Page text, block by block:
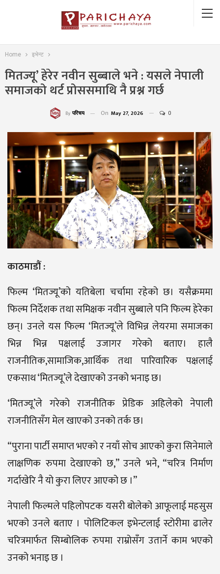
Home इभेन्ट
मितज्यू’ हेरेर नवीन सुब्बाले भने : यसले नेपाली
समाजको थर्ट प्रोससमाथि नै प्रश्न गर्छ
By परिचय On May 27, 2026 0
काठमाडौं :
फिल्म ‘मितज्यू’को यतिबेला चर्चामा रहेको छ। यसैक्रममा
फिल्म निर्देशक तथा समिक्षक नवीन सुब्बाले पनि फिल्म हेरेका
छन्। उनले यस फिल्म ‘मितज्यू’ले विभिन्न लेयरमा समाजका
भिन्न भिन्न पक्षलाई उजागर गरेको बताए। हालै
राजनीतिक,सामाजिक,आर्थिक तथा पारिवारिक पक्षलाई
एकसाथ ‘मितज्यू’ले देखाएको उनको भनाइ छ।
‘मितज्यू’ले गरेको राजनीतिक प्रेडिक अहिलेको नेपाली
राजनीतिसँग मेल खाएको उनको तर्क छ।
“पुराना पार्टी समाप्त भएको र नयाँ सोच आएको कुरा सिनेमाले
लाक्षणिक रुपमा देखाएको छ,” उनले भने, “चरित्र निर्माण
गर्दाखेरि नै यो कुरा लिएर आएको छ ।”
नेपाली फिल्मले पहिलोपटक यसरी बोलेको आफूलाई महसुस
भएको उनले बताए । पोलिटिकल इभेन्टलाई स्टोरीमा ढालेर
चरित्रमार्फत सिम्बोलिक रुपमा राम्रोसँग उतार्ने काम भएको
उनको भनाइ छ ।